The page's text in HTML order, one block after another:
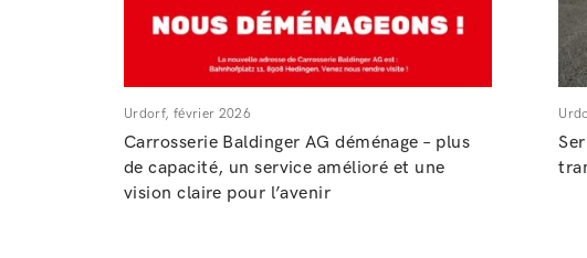
Urdorf, février 2026
Carrosserie Baldinger AG déménage – plus
de capacité, un service amélioré et une
vision claire pour l’avenir